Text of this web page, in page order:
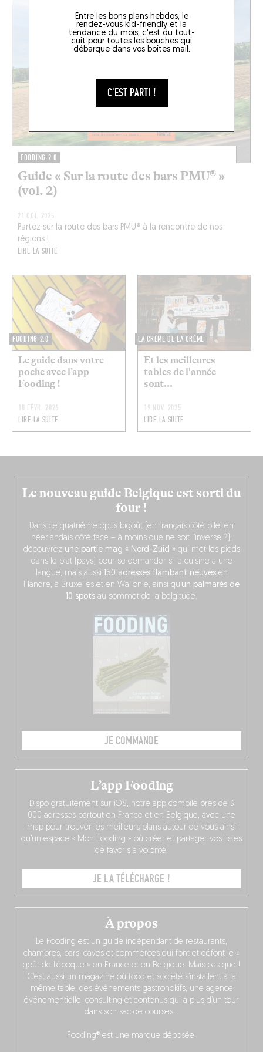
Entre les bons plans hebdos, le
rendez-vous kid-friendly et la
tendance du mois, c'est du tout-
cuit pour toutes les bouches qui
débarque dans vos boîtes mail.
C'EST PARTI !
FOODING 2.0
Guide « Sur la route des bars PMU® »
(vol. 2)
21 OCT. 2025
Partez sur la route des bars PMU® à la rencontre de nos
régions !
LIRE LA SUITE
FOODING 2.0
Le guide dans votre
poche avec l’app
Fooding !
10 FÉVR. 2026
LIRE LA SUITE
LA CRÈME DE LA CRÈME
Et les meilleures
tables de l'année
sont...
19 NOV. 2025
LIRE LA SUITE
Le nouveau guide Belgique est sorti du
four !
Dans ce quatrième opus bigoût (en français côté pile, en
néerlandais côté face – à moins que ne soit l’inverse ?),
découvrez une partie mag « Nord-Zuid » qui met les pieds
dans le plat (pays) pour se demander si la cuisine a une
langue, mais aussi 150 adresses flambant neuvesen
Flandre, à Bruxelles et en Wallonie, ainsi qu’un palmarès de
10 spots au sommet de la belgitude.
JE COMMANDE
À propos
Le Fooding est un guide indépendant de restaurants,
chambres, bars, caves et commerces qui font et défont le «
goût de l’époque » en France et en Belgique. Mais pas que !
C’est aussi un magazine où food et société s’installent à la
même table, des événements gastronokifs, une agence
événementielle, consulting et contenus qui a plus d’un tour
dans son sac de courses…
Fooding® est une marque déposée.
L’app Fooding
Dispo gratuitement sur iOS, notre app compile près de 3
000 adresses partout en France et en Belgique, avec une
map pour trouver les meilleurs plans autour de vous ainsi
qu’un espace « Mon Fooding » où créer et partager vos listes
de favoris à volonté.
JE LA TÉLÉCHARGE !